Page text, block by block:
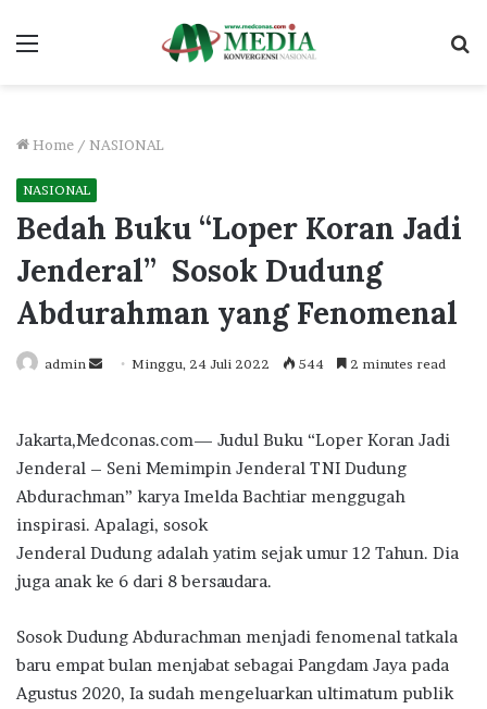
Menu
Home / NASIONAL
NASIONAL
Bedah Buku “Loper Koran Jadi
Jenderal” Sosok Dudung
Abdurahman yang Fenomenal
admin
SendMinggu, 24 Juli 2022 544 2 minutes read
Jakarta,Medconas.com— Judul Buku “Loper Koran Jadi
Jenderal – Seni Memimpin Jenderal TNI Dudung
Abdurachman” karya Imelda Bachtiar menggugah
inspirasi. Apalagi, sosok
Jenderal Dudung adalah yatim sejak umur 12 Tahun. Dia
juga anak ke 6 dari 8 bersaudara.
Sosok Dudung Abdurachman menjadi fenomenal tatkala
baru empat bulan menjabat sebagai Pangdam Jaya pada
Agustus 2020, Ia sudah mengeluarkan ultimatum publik